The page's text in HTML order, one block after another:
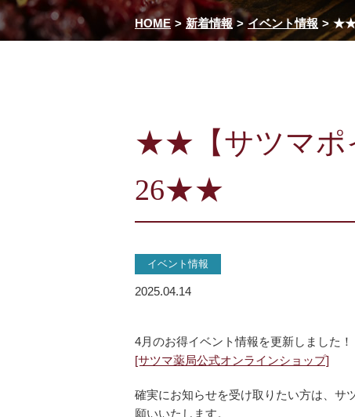
HOME 新着情報 イベント情報 ★★
★★【サツマポ
26★★
イベント情報
2025.04.14
4月のお得イベント情報を更新しました！
[サツマ薬局公式オンラインショップ]
確実にお知らせを受け取りたい方は、サ
願いいたします。